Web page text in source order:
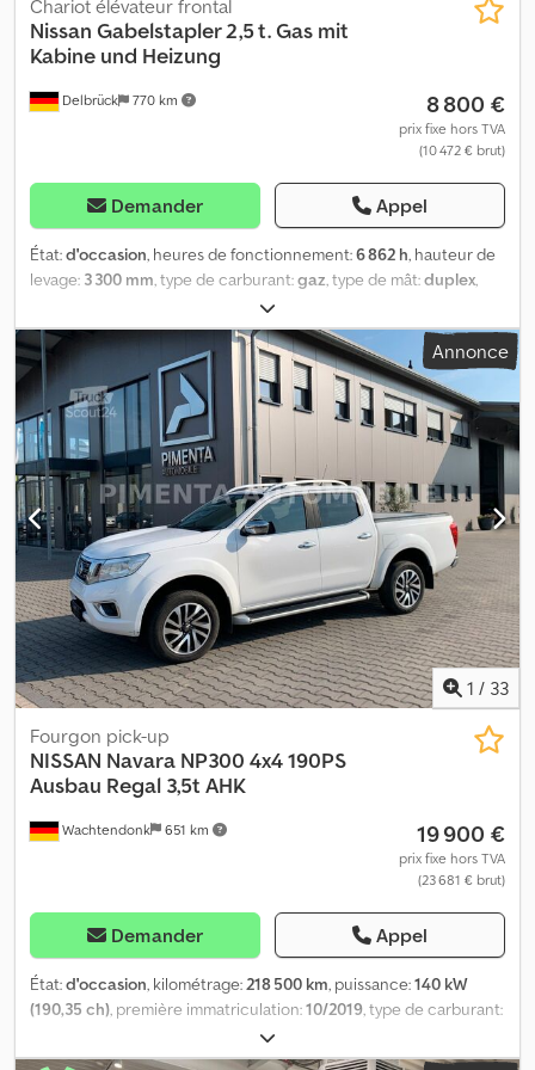
Delbrück 770 km
Chariot élévateur frontal
Nissan Gabelstapler 2,5 t. Gas mit
Kabine und Heizung
8 800 €
prix fixe hors TVA
(10 472 € brut)
Demander Appel
État:d'occasion, heures de fonctionnement:6 862 h, hauteur de
levage: 3 300 mm, type de carburant:gaz, type de mât:duplex,
2 150 mm
type d'engrenage:autre, taille du pneu avant:7.00 R 12, taille de
pneu arrière:
6.00 - 9, poids à vide:4 051 kg, couleur: rouge, poids
maximal de charge: 2 500 kg , configuration d'essieux:2 essieux
suspension: autre , dimension des pneus: 7.00 R 12, nombre de
sièges:
, cabine conducteur: autre
, poids en ordre de marche:
4 051 kg, puissance de levage: 2 500 kg/m
, classe d'émission:
aucun, Équipement:cabine, déplacement latéral, Fonctionne au
GPL, sans climatisation, couleur de base : rouge. Équipements
supplémentaires : Déplacement latéral, charge utile (kg) : 2 500.
Csdpfx Akezrplde Heha Type de carrosserie : chariot élévateur au
gaz Nissan de 2,5 tonnes, année de fabrication : 2005, heures de
fonctionnement : 6 880 h, moteur à essence/gaz à 4 cylindres de
39 kW / 53 ch, déplacement latéral, cabine complète, mât duplex,
hauteur de levée : 3 300 mm, éclairage.
Annonce
1 / 33
Wachtendonk 651 km
Fourgon pick-up
NISSAN Navara NP300 4x4 190PS
Ausbau Regal 3,5t AHK
19 900 €
prix fixe hors TVA
(23 681 € brut)
Demander Appel
État:d'occasion, kilométrage:218 500 km, puissance:140 kW
(190,35 ch), première immatriculation:10/2019, type de carburant:
, couleur:
automatique, classe d'émission:Euro 6, nombre de sièges:2,